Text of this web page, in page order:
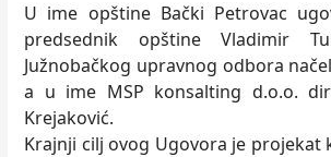
U ime opštine Bački Petrovac
predsednik opštine Vladimir
Južnobačkog upravnog odbora
a u ime MSP konsalting d.o.o.
Krejaković.
Krajnji cilj ovog Ugovora je projekat